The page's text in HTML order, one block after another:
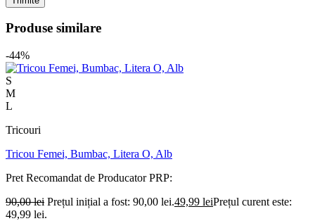
Produse similare
-44%
S
M
L
Tricouri
Tricou Femei, Bumbac, Litera O, Alb
Pret Recomandat de ProducatorPRP:
90,00lei Prețul inițial a fost: 90,00 lei.49,99 leiPrețul curent este:
49,99 lei.